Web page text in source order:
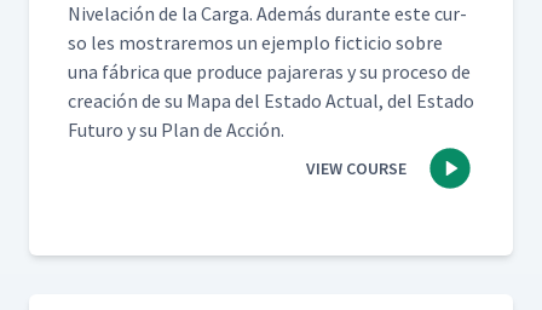
Nivelación de la Car­ga. Además durante este cur­
so les mostraremos un ejem­p­lo fic­ti­cio sobre
una fábri­ca que pro­duce pajar­eras y su pro­ce­so de
creación de su Mapa del Esta­do Actu­al, del Esta­do
Futuro y su Plan de Acción.
VIEW COURSE